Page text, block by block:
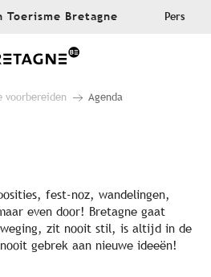
Bretagne Pers
voorbereiden Agenda
aux favoris
fest-noz, wandelingen,
even door! Bretagne gaat
zit nooit stil, is altijd in de
gebrek aan nieuwe ideeën!